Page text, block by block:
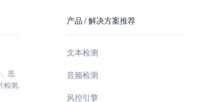
安
全
恶
检测,
产品 / 解决方案推荐
文本检测
音频检测
风控引擎